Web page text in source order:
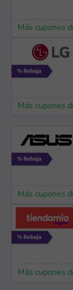
Más cupones
Más cupones
Más cupones
Más cupones